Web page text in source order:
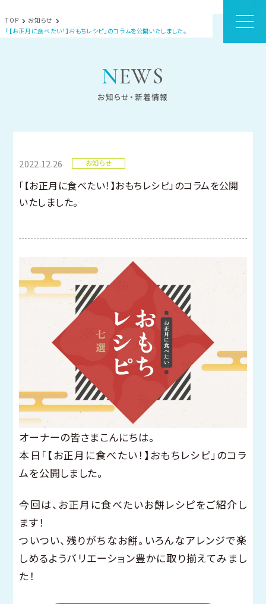
NEWS
お知らせ・新着情報
TOP
お知らせ
「【お正月に食べたい！】おもちレシピ」のコラムを公開いたしました。
2022.12.26 お知らせ
「【お正月に食べたい！】おもちレシピ」のコラムを公開
いたしました。
オーナーの皆さまこんにちは。
本日「【お正月に食べたい！】おもちレシピ」のコラ
ムを公開しました。
今回は、お正月に食べたいお餅レシピをご紹介し
ます！
ついつい、残りがちなお餅。いろんなアレンジで楽
しめるようバリエーション豊かに取り揃えてみまし
た！